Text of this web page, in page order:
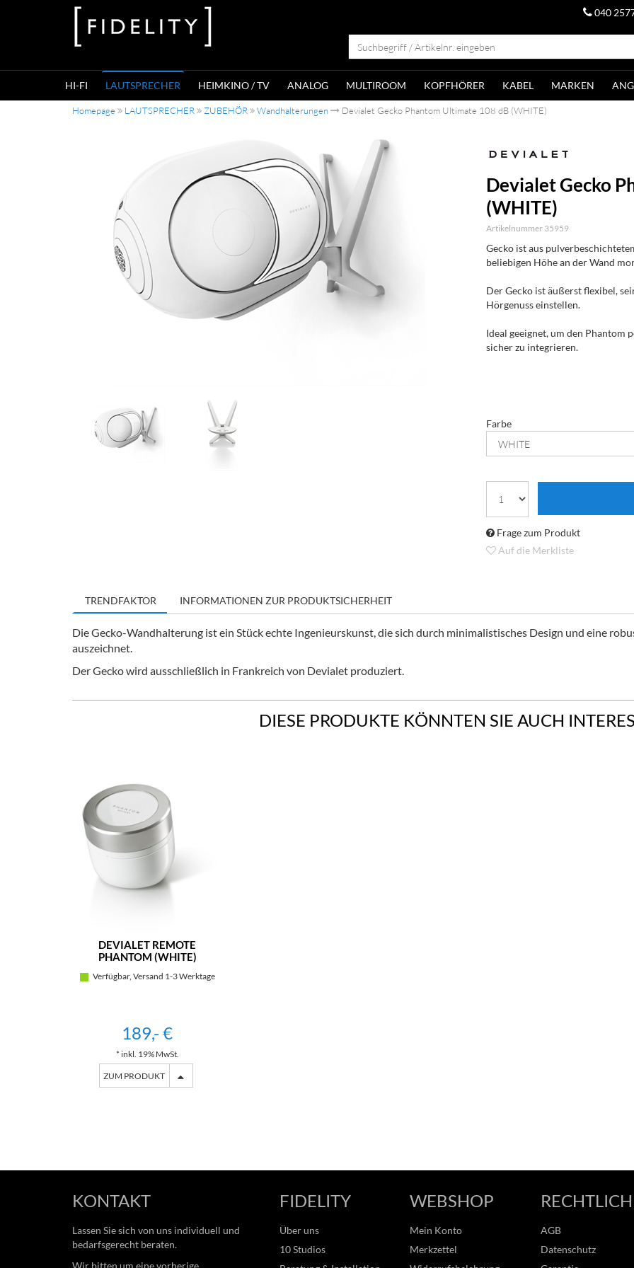
040
HI-FI LAUTSPRECHER HEIMKINO / TV ANALOG MULTIROOM KOPFHÖRER KABEL MARKEN
Homepage LAUTSPRECHER ZUBEHÖR Wandhalterungen Devialet Gecko Phantom Ultimate 108 dB (WHITE)
Devialet Gecko
(WHITE)
Artikelnummer 35959
Gecko ist aus
beliebigen Höhe an der Wand
Der Gecko ist äußerst flexibel,
Hörgenuss einstellen.
Ideal geeignet, um den Phantom
sicher zu integrieren.
Farbe
Frage zum Produkt
Auf die Merkliste
TRENDFAKTOR INFORMATIONEN ZUR PRODUKTSICHERHEIT
Die Gecko-Wandhalterung ist ein Stück echte Ingenieurskunst, die sich durch minimalistisches Design und eine
auszeichnet.
Der Gecko wird ausschließlich in Frankreich von Devialet produziert.
DIESE PRODUKTE KÖNNTEN SIE AUCH
DEVIALET REMOTE
PHANTOM (WHITE)
Verfügbar, Versand 1-3 Werktage
189,- €
* inkl. 19% MwSt.
ZUM PRODUKT
KONTAKT
Lassen Sie sich von uns individuell und
bedarfsgerecht beraten.
Wir bitten um eine vorherige
FIDELITY
Über uns
10 Studios
WEBSHOP
Mein Konto
Merkzettel
AGB
Datenschutz